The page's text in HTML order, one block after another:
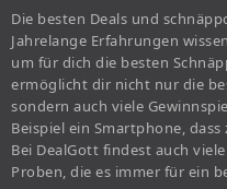
Die besten Deals und
Jahrelange Erfahrungen
um für dich die besten
ermöglicht dir nicht nur die
sondern auch viele
Beispiel ein Smartphone,
Bei DealGott findest auch
Proben, die es immer für ein